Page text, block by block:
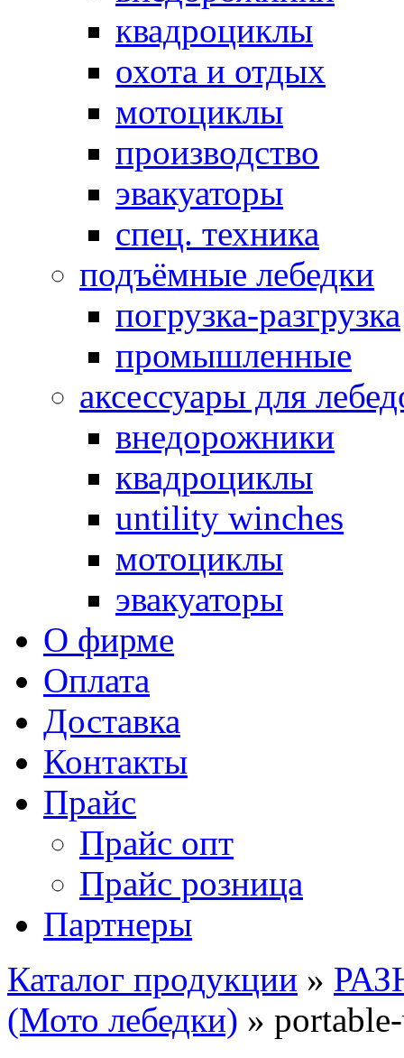
квадроциклы
охота и отдых
мотоциклы
производство
эвакуаторы
спец. техника
подъёмные лебедки
погрузка-разгрузка
промышленные
аксессуары для
внедорожники
квадроциклы
untility winches
мотоциклы
эвакуаторы
О фирме
Оплата
Доставка
Контакты
Прайс
Прайс опт
Прайс розница
Партнеры
Каталог продукции »
(Мото лебедки) »